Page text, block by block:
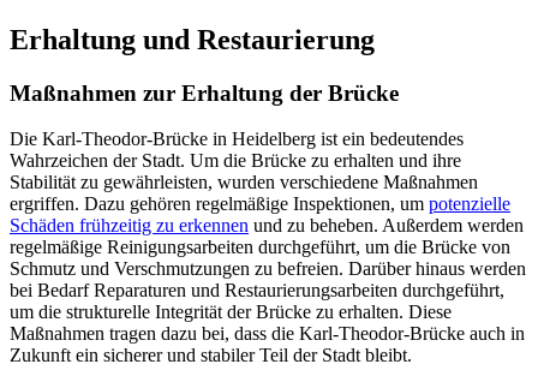
Erhaltung und Restaurierung
Maßnahmen zur Erhaltung der Brücke
Die Karl-Theodor-Brücke in Heidelberg ist ein bedeutendes
Wahrzeichen der Stadt. Um die Brücke zu erhalten und ihre
Stabilität zu gewährleisten, wurden verschiedene Maßnahmen
ergriffen. Dazu gehören regelmäßige Inspektionen, um potenzielle
Schäden frühzeitig zu erkennen und zu beheben. Außerdem werden
regelmäßige Reinigungsarbeiten durchgeführt, um die Brücke von
Schmutz und Verschmutzungen zu befreien. Darüber hinaus werden
bei Bedarf Reparaturen und Restaurierungsarbeiten durchgeführt,
um die strukturelle Integrität der Brücke zu erhalten. Diese
Maßnahmen tragen dazu bei, dass die Karl-Theodor-Brücke auch in
Zukunft ein sicherer und stabiler Teil der Stadt bleibt.